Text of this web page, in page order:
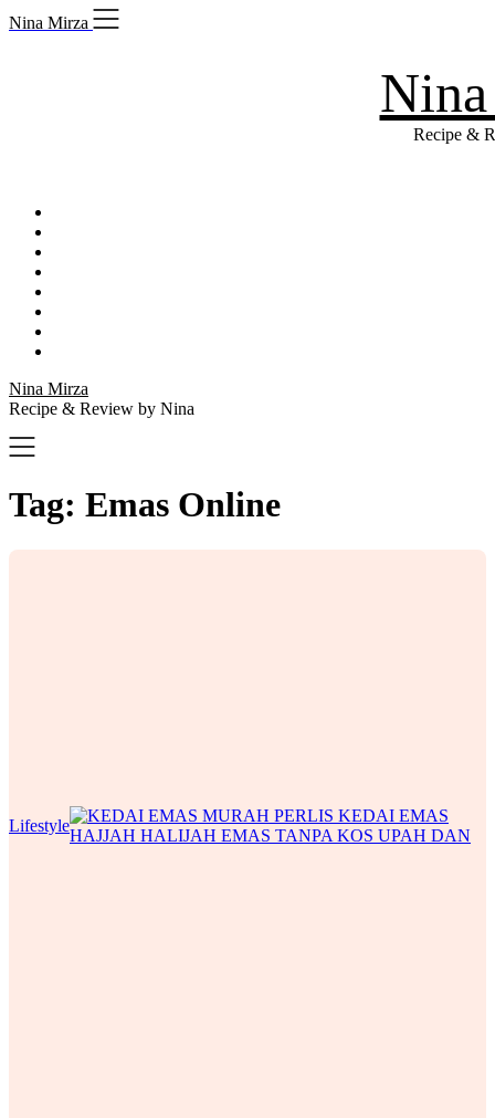
Skip
to
Nina Mirza
Recipe &
Nina Mirza
Recipe & Review by Nina
Tag: Emas Online
Lifestyle